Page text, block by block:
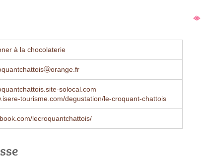
à la chocolaterie
solocal.com
tourisme.com/degustation/le-croquant-chattois
lecroquantchattois/